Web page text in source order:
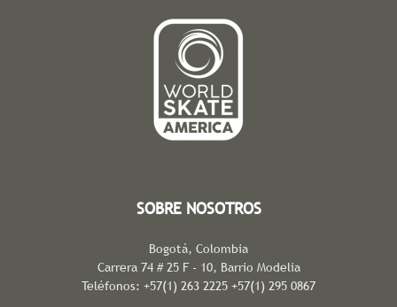
SOBRE NOSOTROS
Bogotá, Colombia
Carrera 74 # 25 F - 10, Barrio Modelia
Teléfonos: +57(1) 263 2225 +57(1) 295 0867